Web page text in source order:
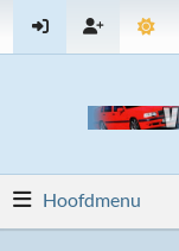
Hoofdmenu